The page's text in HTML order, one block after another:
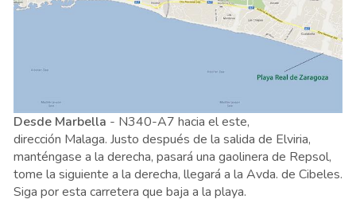
Desde Marbella - N340-A7 hacia el este,
dirección Malaga. Justo después de la salida de Elviria,
manténgase a la derecha, pasará una gaolinera de Repsol,
tome la siguiente a la derecha, llegará a la Avda. de Cibeles.
Siga por esta carretera que baja a la playa.